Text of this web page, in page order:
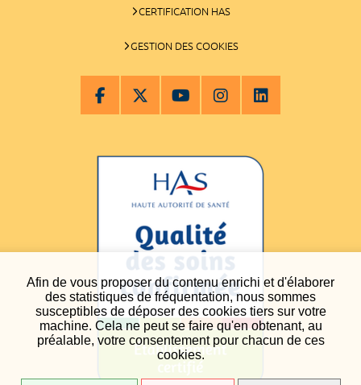
Afin de vous proposer du contenu enrichi et d'élaborer
des statistiques de fréquentation, nous sommes
susceptibles de déposer des cookies tiers sur votre
machine. Cela ne peut se faire qu'en obtenant, au
préalable, votre consentement pour chacun de ces
cookies.
CERTIFICATION HAS
GESTION DES COOKIES